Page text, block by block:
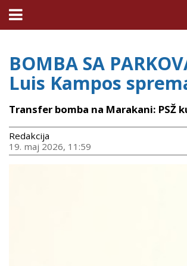
BOMBA SA
Luis Kampos
Transfer bomba na Marakani: PSŽ
Redakcija
19. maj 2026, 11:59